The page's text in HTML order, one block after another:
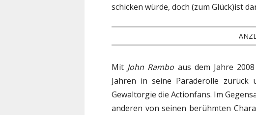
schicken würde, doch (zum Glück)ist
Mit John Rambo aus dem Jahre
Jahren in seine Paraderolle
Gewaltorgie die Actionfans. Im
anderen von seinen berühmten